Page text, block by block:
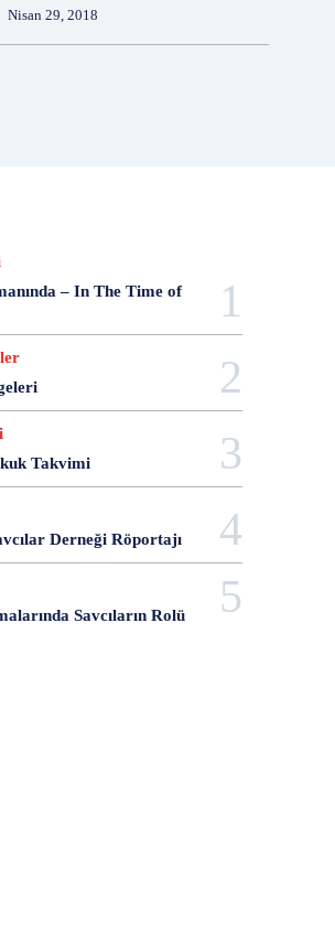
Nisan 29, 2018
– In The Time of
Takvimi
Derneği Röportajı
Savcıların Rolü